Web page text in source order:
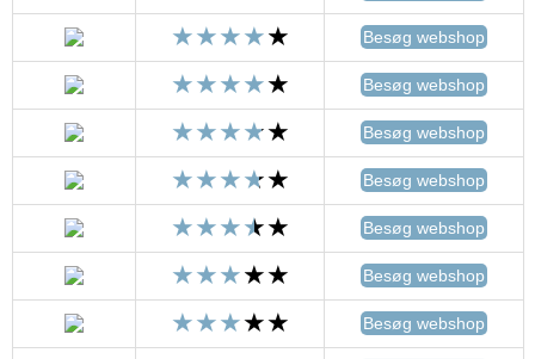
Besøg webshop
Besøg webshop
Besøg webshop
Besøg webshop
Besøg webshop
Besøg webshop
Besøg webshop